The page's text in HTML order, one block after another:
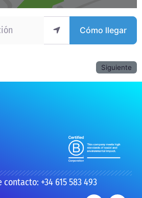
Cómo llegar
Siguiente
+34 615 583 493